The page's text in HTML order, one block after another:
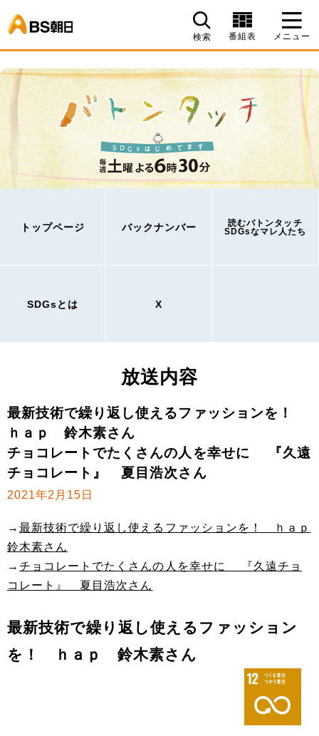
検索 番組表 メニュー
トップページ バックナンバー
読むバトンタッチ
SDGsなマレ人たち
SDGsとは X
放送内容
最新技術で繰り返し使えるファッションを！
ｈａｐ 鈴木素さん
チョコレートでたくさんの人を幸せに 『久遠
チョコレート』 夏目浩次さん
2021年2月15日
→最新技術で繰り返し使えるファッションを！ ｈａｐ
鈴木素さん
→チョコレートでたくさんの人を幸せに 『久遠チョ
コレート』 夏目浩次さん
最新技術で繰り返し使えるファッション
を！ ｈａｐ 鈴木素さん